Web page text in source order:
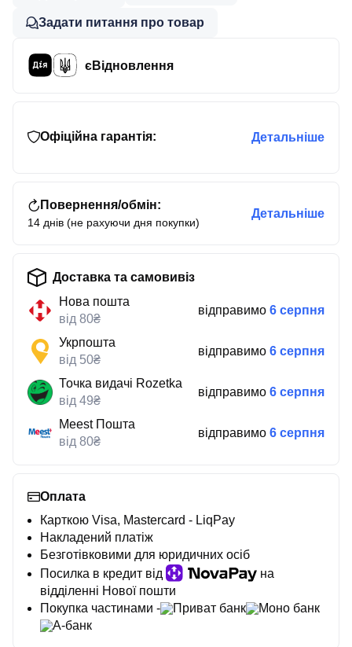
Задати питання про товар
єВідновлення
Офіційна гарантія: Детальніше
Повернення/обмін:
14 днів (не рахуючи дня покупки)
Детальніше
Доставка та самовивіз
Нова пошта
від 80₴
відправимо 6 серпня
Укрпошта
від 50₴
відправимо 6 серпня
Точка видачі Rozetka
від 49₴
відправимо 6 серпня
Meest Пошта
від 80₴
відправимо 6 серпня
Оплата
Карткою Visa, Mastercard - LiqPay
Накладений платіж
Безготівковими для юридичних осіб
Посилка в кредит від
на
відділенні Нової пошти
Покупка частинами -
Приват банк
Моно банк
А-банк